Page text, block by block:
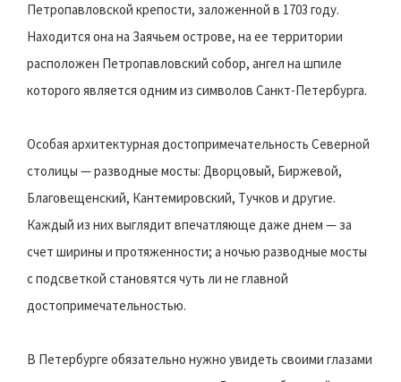
Петропавловской крепости, заложенной в 1703 году.
Находится она на Заячьем острове, на ее территории
расположен Петропавловский собор, ангел на шпиле
которого является одним из символов Санкт-Петербурга.
Особая архитектурная достопримечательность Северной
столицы — разводные мосты: Дворцовый, Биржевой,
Благовещенский, Кантемировский, Тучков и другие.
Каждый из них выглядит впечатляюще даже днем — за
счет ширины и протяженности; а ночью разводные мосты
с подсветкой становятся чуть ли не главной
достопримечательностью.
В Петербурге обязательно нужно увидеть своими глазами